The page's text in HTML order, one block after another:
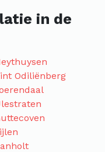
in de
Odiliënberg